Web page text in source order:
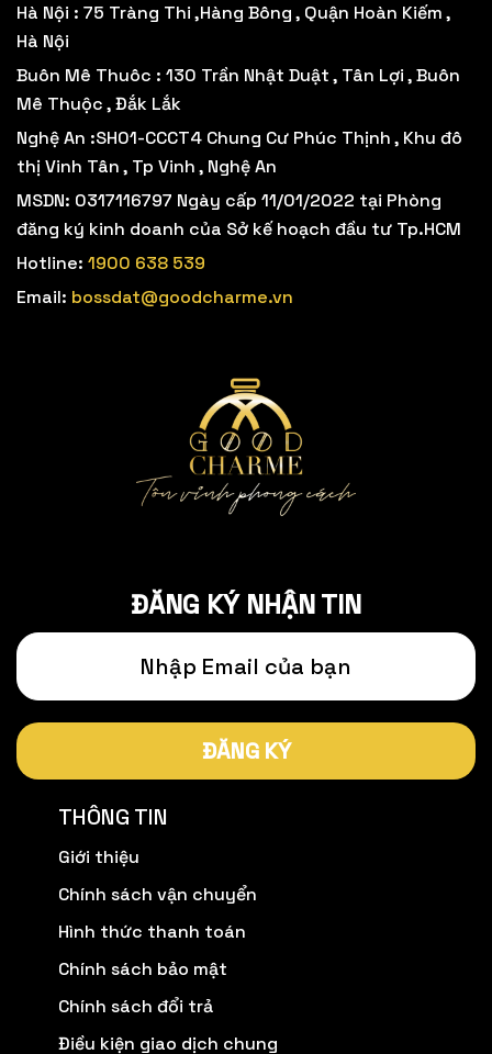
Hà Nội : 75 Tràng Thi ,Hàng Bông , Quận Hoàn Kiếm ,
Hà Nội
Buôn Mê Thuôc : 130 Trần Nhật Duật , Tân Lợi , Buôn
Mê Thuộc , Đắk Lắk
Nghệ An :SH01-CCCT4 Chung Cư Phúc Thịnh , Khu đô
thị Vinh Tân , Tp Vinh , Nghệ An
MSDN: 0317116797 Ngày cấp 11/01/2022 tại Phòng
đăng ký kinh doanh của Sở kế hoạch đầu tư Tp.HCM
Hotline: 1900 638 539
Email: bossdat@goodcharme.vn
ĐĂNG KÝ NHẬN TIN
ĐĂNG KÝ
THÔNG TIN
Giới thiệu
Chính sách vận chuyển
Hình thức thanh toán
Chính sách bảo mật
Chính sách đổi trả
Điều kiện giao dịch chung